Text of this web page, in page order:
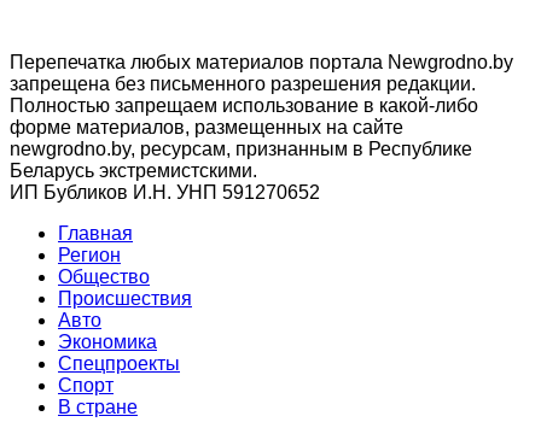
Перепечатка любых материалов портала Newgrodno.by
запрещена без письменного разрешения редакции.
Полностью запрещаем использование в какой-либо
форме материалов, размещенных на сайте
newgrodno.by, ресурсам, признанным в Республике
Беларусь экстремистскими.
ИП Бубликов И.Н. УНП 591270652
Главная
Регион
Общество
Происшествия
Авто
Экономика
Спецпроекты
Cпорт
В стране